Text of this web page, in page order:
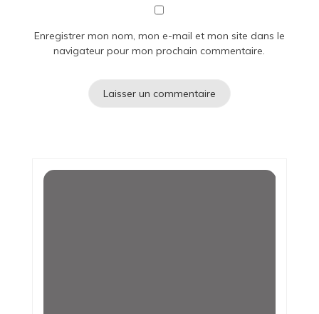
Enregistrer mon nom, mon e-mail et mon site dans le
navigateur pour mon prochain commentaire.